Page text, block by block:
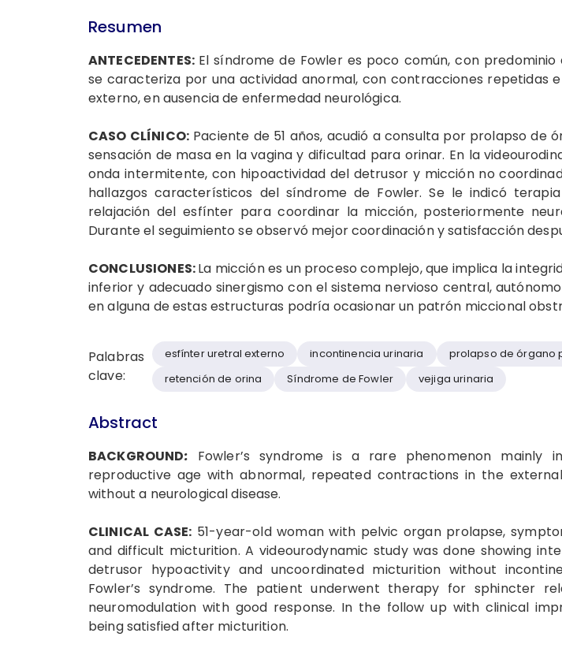
Resumen
ANTECEDENTES: El síndrome de Fowler es poco común, con predominio
se caracteriza por una actividad anormal, con contracciones repetidas
externo, en ausencia de enfermedad neurológica.
CASO CLÍNICO: Paciente de 51 años, acudió a consulta por prolapso de
sensación de masa en la vagina y dificultad para orinar. En la
onda intermitente, con hipoactividad del detrusor y micción no
hallazgos característicos del síndrome de Fowler. Se le indicó
relajación del esfínter para coordinar la micción, posteriormente
Durante el seguimiento se observó mejor coordinación y satisfacción
CONCLUSIONES:La micción es un proceso complejo, que implica la
inferior y adecuado sinergismo con el sistema nervioso central,
en alguna de estas estructuras podría ocasionar un patrón miccional
Palabras
clave:
esfínter uretral externo incontinencia urinaria
prolapso de órgano
retención de orina
Síndrome de Fowler vejiga urinaria
Abstract
BACKGROUND: Fowler’s syndrome is a rare phenomenon mainly
reproductive age with abnormal, repeated contractions in the
without a neurological disease.
CLINICAL CASE: 51-year-old woman with pelvic organ prolapse,
and difficult micturition. A videourodynamic study was done showing
detrusor hypoactivity and uncoordinated micturition without
Fowler’s syndrome. The patient underwent therapy for sphincter
neuromodulation with good response. In the follow up with clinical
being satisfied after micturition.